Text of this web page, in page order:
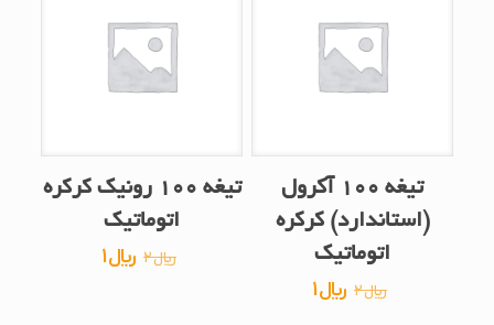
تیغه ۱۰۰ آکرول
(استاندارد) کرکره
اتوماتیک
﷼2 قیمت
﷼1
تیغه ۱۰۰ رونیک کرکره
اتوماتیک
﷼2 قیمت
﷼1قیمت